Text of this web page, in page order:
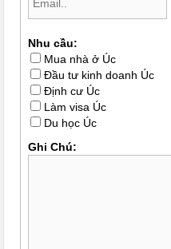
Nhu cầu:
Mua nhà ở Úc
Đầu tư kinh doanh Úc
Định cư Úc
Làm visa Úc
Du học Úc
Ghi Chú: